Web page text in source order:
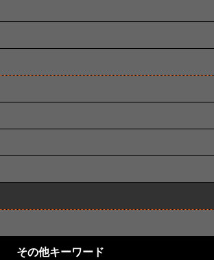
その他キーワード